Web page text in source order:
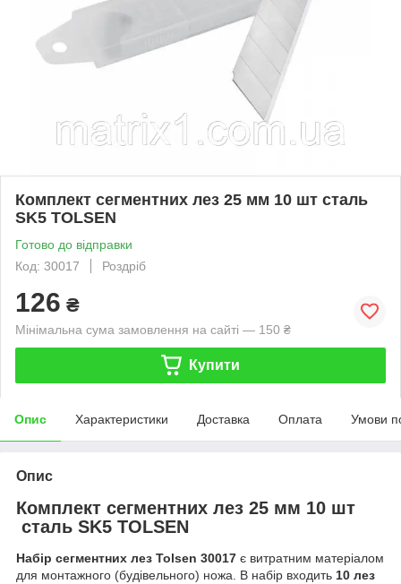
Комплект сегментних лез 25 мм 10 шт сталь
SK5 TOLSEN
Готово до відправки
Код: 30017
Роздріб
126 ₴
Мінімальна сума замовлення на сайті — 150 ₴
Купити
Опис Характеристики Доставка Оплата Умови
Опис
Комплект сегментних лез 25 мм 10 шт
сталь SK5 TOLSEN
Набір сегментних лез Tolsen 30017 є витратним матеріалом
для монтажного (будівельного) ножа. В набір входить 10 лез